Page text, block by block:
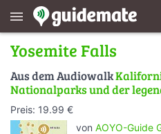
menu
Yosemite Falls
Aus dem Audiowalk
Nationalparks und der
Preis: 19.99 €
von AOYO-Guide